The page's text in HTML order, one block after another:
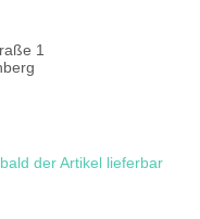
1
der Artikel lieferbar